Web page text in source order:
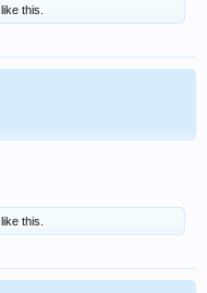
like this.
like this.